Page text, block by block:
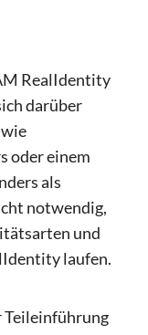
RealIdentity
darüber
oder einem
als
notwendig,
und
laufen.
Teileinführung